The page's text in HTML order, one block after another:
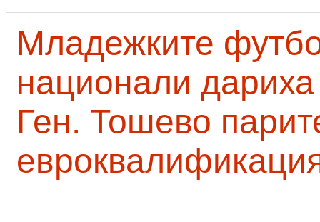
Младежките
национали
Ген. Тошево